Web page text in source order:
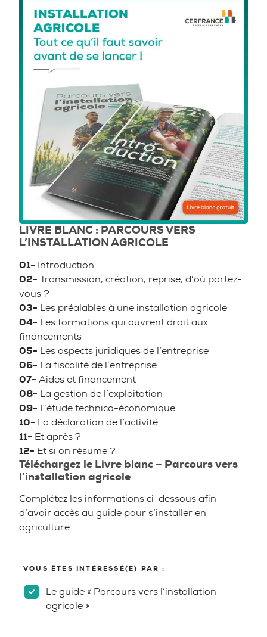
LIVRE BLANC : PARCOURS VERS
L’INSTALLATION AGRICOLE
01- Introduction
02- Transmission, création, reprise, d’où partez-
vous ?
03- Les préalables à une installation agricole
04- Les formations qui ouvrent droit aux
financements
05- Les aspects juridiques de l’entreprise
06- La fiscalité de l’entreprise
07- Aides et financement
08- La gestion de l’exploitation
09- L’étude technico-économique
10- La déclaration de l’activité
11- Et après ?
12- Et si on résume ?
Téléchargez le Livre blanc – Parcours vers
l’installation agricole
Complétez les informations ci-dessous afin
d’avoir accès au guide pour s’installer en
agriculture.
VOUS ÊTES INTÉRESSÉ(E) PAR :
Le guide « Parcours vers l’installation
agricole »